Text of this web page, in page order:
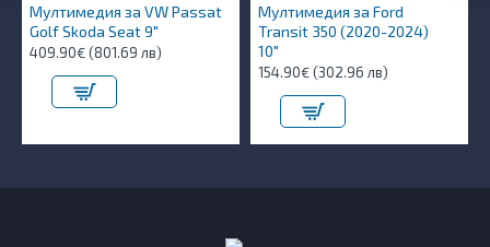
Мултимедия за VW Passat
Golf Skoda Seat 9"
409.90€ (801.69 лв)
Мултимедия за Ford
Transit 350 (2020-2024)
10″
154.90€ (302.96 лв)